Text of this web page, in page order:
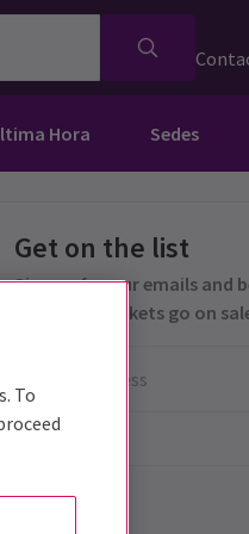
Hora Sedes
Get on the list
Sign up for our emails and
as soon as tickets go on
To